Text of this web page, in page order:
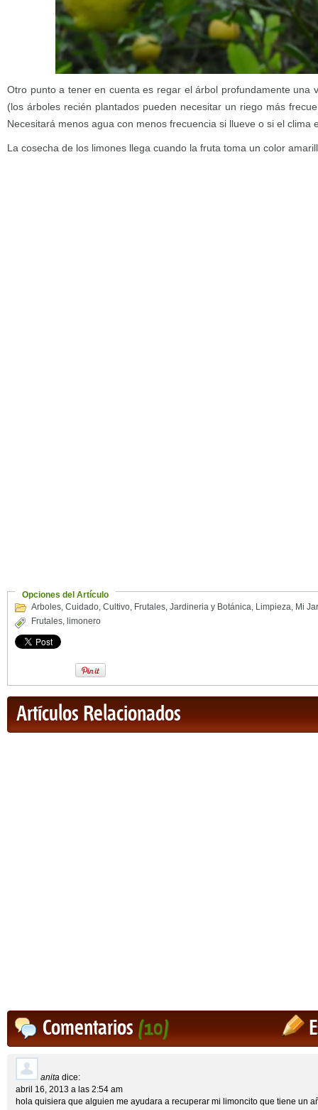
Otro punto a tener en cuenta es regar el árbol profundamente una
(los árboles recién plantados pueden necesitar un riego más
Necesitará menos agua con menos frecuencia si llueve o si el clima
La cosecha de los limones llega cuando la fruta toma un color
Opciones del Artículo
Arboles, Cuidado, Cultivo, Frutales, Jardineria y Botánica, Limpieza, Mi
Frutales, limonero
Artículos Relacionados
Comentarios(10)
anita dice:
abril 16, 2013 a las 2:54 am
hola quisiera que alguien me ayudara a recuperar mi limoncito que tiene un